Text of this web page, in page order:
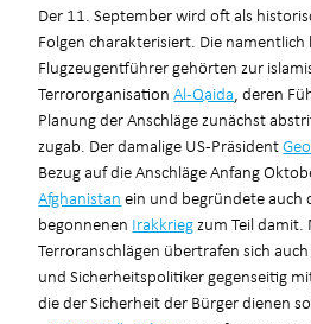
Der 11. September wird oft als
Folgen charakterisiert. Die
Flugzeugentführer gehörten zur
TerrororganisationAl-Qaida , deren
Planung der Anschläge zunächst
zugab. Der damalige US-Präsident
Bezug auf die Anschläge Anfang
Afghanistan ein und begründete auch
begonnenen Irakkriegzum Teil damit.
Terroranschlägen übertrafen sich
und Sicherheitspolitiker gegenseitig
die der Sicherheit der Bürger dienen